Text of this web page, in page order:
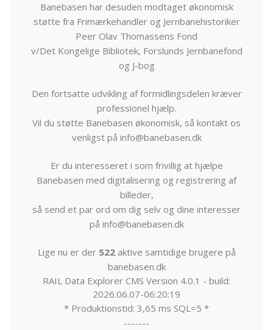
Banebasen har desuden modtaget økonomisk
støtte fra Frimærkehandler og Jernbanehistoriker
Peer Olav Thomassens Fond
v/Det Kongelige Bibliotek, Forslunds Jernbanefond
og J-bog
Den fortsatte udvikling af formidlingsdelen kræver
professionel hjælp.
Vil du støtte Banebasen økonomisk, så kontakt os
venligst på info@banebasen.dk
Er du interesseret i som frivillig at hjælpe
Banebasen med digitalisering og registrering af
billeder,
så send et par ord om dig selv og dine interesser
på info@banebasen.dk
Lige nu er der 522aktive samtidige brugere på
banebasen.dk
RAIL Data Explorer CMS Version 4.0.1 - build:
2026.06.07-06:20:19
* Produktionstid: 3,65 ms SQL=5 *
-------